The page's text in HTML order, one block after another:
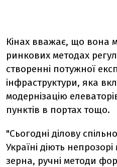
Кінах вважає, що вона
ринкових методах
створенні потужної
інфраструктури, яка
модернізацію
пунктів в портах тощо.
"Сьогодні ділову
Україні діють
зерна, ручні методи